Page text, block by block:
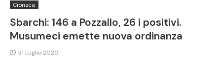
Cronaca
Sbarchi: 146 a Pozzallo, 26 i positivi.
Musumeci emette nuova ordinanza
31 Luglio 2020